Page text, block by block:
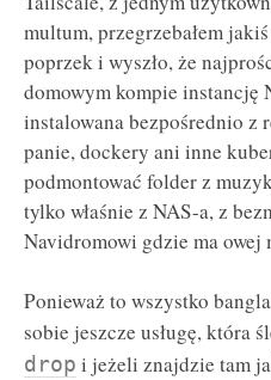
multum, przegrzebałem
poprzek i wyszło, że
domowym kompie instancję
instalowana bezpośrednio z
panie, dockery ani inne
podmontować folder z
tylko właśnie z NAS-a, z
Navidromowi gdzie ma
Ponieważ to wszystko
sobie jeszcze usługę, która
drop i jeżeli znajdzie tam